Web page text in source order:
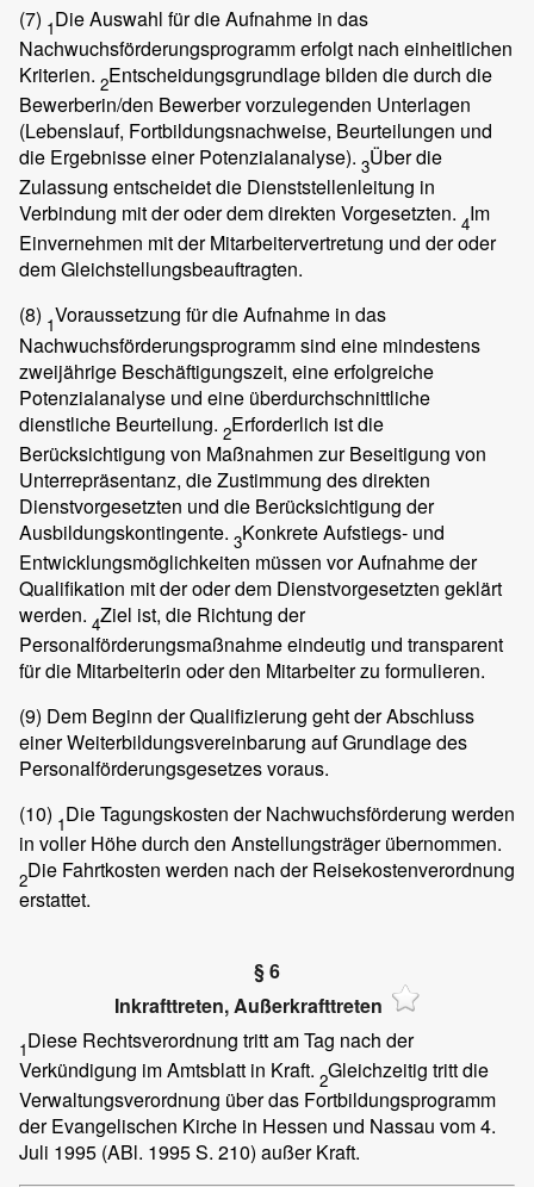
(7) 1Die Auswahl für die Aufnahme in das
Nachwuchsförderungsprogramm erfolgt nach einheitlichen
Kriterien. 2Entscheidungsgrundlage bilden die durch die
Bewerberin/den Bewerber vorzulegenden Unterlagen
(Lebenslauf, Fortbildungsnachweise, Beurteilungen und
die Ergebnisse einer Potenzialanalyse). 3Über die
Zulassung entscheidet die Dienststellenleitung in
Verbindung mit der oder dem direkten Vorgesetzten. 4Im
Einvernehmen mit der Mitarbeitervertretung und der oder
dem Gleichstellungsbeauftragten.
(8) 1Voraussetzung für die Aufnahme in das
Nachwuchsförderungsprogramm sind eine mindestens
zweijährige Beschäftigungszeit, eine erfolgreiche
Potenzialanalyse und eine überdurchschnittliche
dienstliche Beurteilung. 2Erforderlich ist die
Berücksichtigung von Maßnahmen zur Beseitigung von
Unterrepräsentanz, die Zustimmung des direkten
Dienstvorgesetzten und die Berücksichtigung der
Ausbildungskontingente. 3Konkrete Aufstiegs- und
Entwicklungsmöglichkeiten müssen vor Aufnahme der
Qualifikation mit der oder dem Dienstvorgesetzten geklärt
werden. 4Ziel ist, die Richtung der
Personalförderungsmaßnahme eindeutig und transparent
für die Mitarbeiterin oder den Mitarbeiter zu formulieren.
(9) Dem Beginn der Qualifizierung geht der Abschluss
einer Weiterbildungsvereinbarung auf Grundlage des
Personalförderungsgesetzes voraus.
(10) 1Die Tagungskosten der Nachwuchsförderung werden
in voller Höhe durch den Anstellungsträger übernommen.
2Die Fahrtkosten werden nach der Reisekostenverordnung
erstattet.
§ 6
Inkrafttreten, Außerkrafttreten
1Diese Rechtsverordnung tritt am Tag nach der
Verkündigung im Amtsblatt in Kraft. 2Gleichzeitig tritt die
Verwaltungsverordnung über das Fortbildungsprogramm
der Evangelischen Kirche in Hessen und Nassau vom 4.
Juli 1995 (ABl. 1995 S. 210) außer Kraft.